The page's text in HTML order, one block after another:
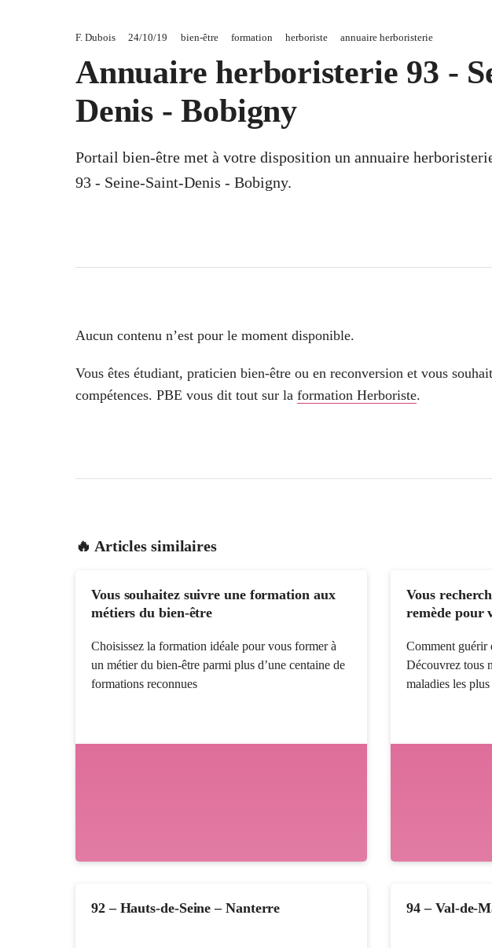
F. Dubois 24/10/19 bien-être formation herboriste annuaire herboristerie
Annuaire herboristerie 93 -
Denis - Bobigny
Portail bien-être met à votre disposition un annuaire
93 - Seine-Saint-Denis - Bobigny.
Aucun contenu n’est pour le moment disponible.
Vous êtes étudiant, praticien bien-être ou en reconversion et vous
compétences. PBE vous dit tout sur la formation Herboriste.
🔥 Articles similaires
Vous souhaitez suivre une formation aux
métiers du bien-être
Choisissez la formation idéale pour vous former à
un métier du bien-être parmi plus d’une centaine de
formations reconnues
Vous
remède pour
Comment guérir
Découvrez tous
maladies les
92 – Hauts-de-Seine – Nanterre 94 – Val-de-